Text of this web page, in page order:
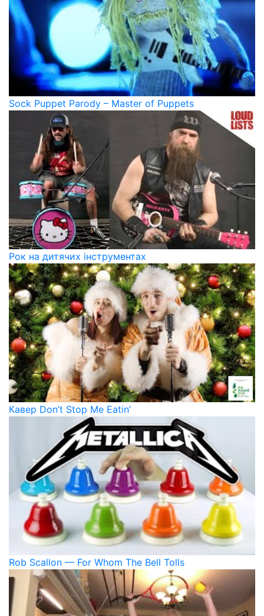
Sock Puppet Parody – Master of Puppets
Рок на дитячих інструментах
Кавер Don’t Stop Me Eatin’
Rob Scallon — For Whom The Bell Tolls